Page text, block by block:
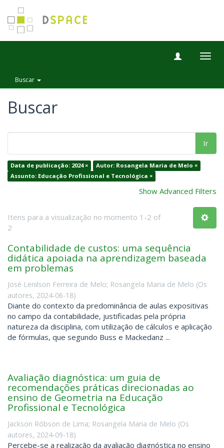
Buscar
Buscar
Ir
Data de publicação: 2024 ×
Autor: Rosangela Maria de Melo ×
Assunto: Educação Profissional e Tecnológica ×
Show Advanced Filters
Itens para a visualização no momento 1-2 of
2
Contabilidade de custos: uma sequência
didática apoiada na aprendizagem baseada
em problemas
José Lenilson Ferreira de Melo; Rosangela Maria de Melo (Os
autores, 2024-06-18)
Diante do contexto da predominância de aulas expositivas
no campo da contabilidade, justificadas pela própria
natureza da disciplina, com utilização de cálculos e aplicação
de fórmulas, que segundo Buss e Mackedanz ...
Avaliação diagnóstica: um guia de
recomendações práticas direcionadas ao
ensino de Geometria na Educação
Profissional e Tecnológica
Jackson Róbson de Lima; Rosangela Maria de Melo (Os
autores, 2024-09-18)
Percebe-se a realização da avaliação diagnóstica no ensino